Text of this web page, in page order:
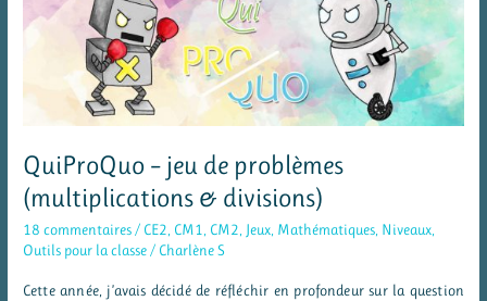
QuiProQuo – jeu de problèmes
(multiplications & divisions)
18 commentaires / CE2 CM1 CM2 Jeux Mathématiques Niveaux
Outils pour la classe / Charlène S
Cette année, j’avais décidé de réfléchir en profondeur sur la question